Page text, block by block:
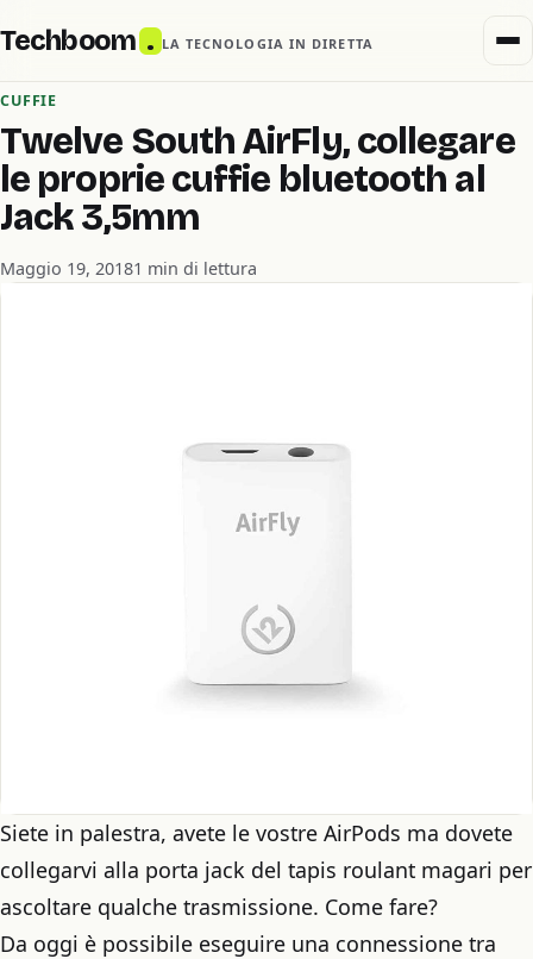
Techboom . LA TECNOLOGIA IN DIRETTA
CUFFIE
Twelve South AirFly, collegare
le proprie cuffie bluetooth al
Jack 3,5mm
Maggio 19, 20181 min di lettura
Siete in palestra, avete le vostre AirPods ma dovete
collegarvi alla porta jack del tapis roulant magari per
ascoltare qualche trasmissione. Come fare?
Da oggi è possibile eseguire una connessione tra